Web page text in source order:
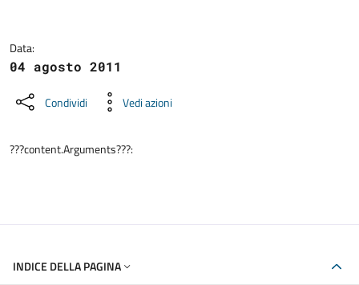
Data:
04 agosto 2011
Condividi Vedi azioni
???content.Arguments???:
INDICE DELLA PAGINA